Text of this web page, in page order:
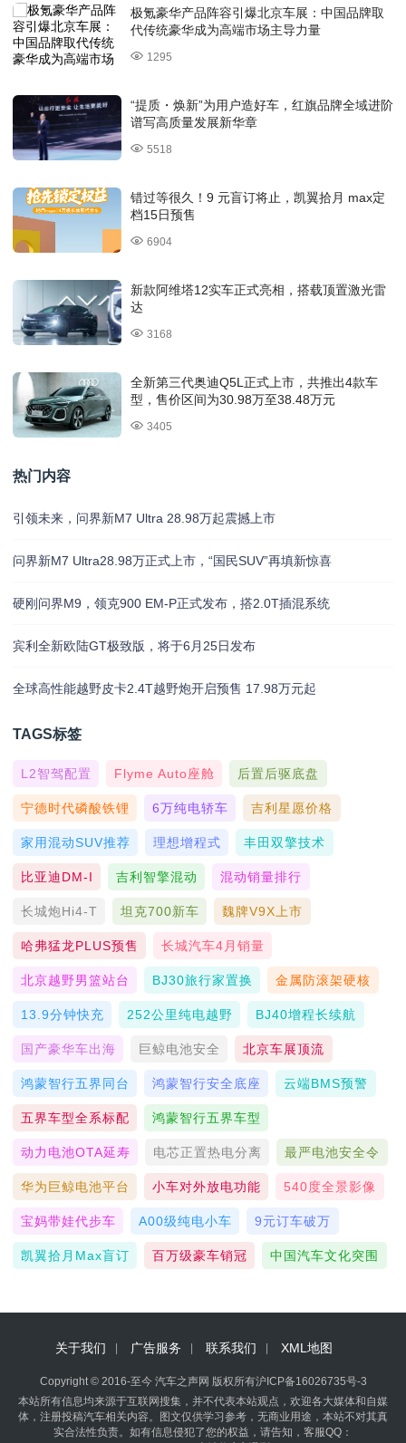
极氪豪华产品阵容引爆北京车展：中国品牌取
代传统豪华成为高端市场主导力量
1295
“提质・焕新”为用户造好车，红旗品牌全域进阶
谱写高质量发展新华章
5518
错过等很久！9 元盲订将止，凯翼拾月 max定
档15日预售
6904
新款阿维塔12实车正式亮相，搭载顶置激光雷
达
3168
全新第三代奥迪Q5L正式上市，共推出4款车
型，售价区间为30.98万至38.48万元
3405
热门内容
引领未来，问界新M7 Ultra 28.98万起震撼上市
问界新M7 Ultra28.98万正式上市，“国民SUV”再填新惊喜
硬刚问界M9，领克900 EM-P正式发布，搭2.0T插混系统
宾利全新欧陆GT极致版，将于6月25日发布
全球高性能越野皮卡2.4T越野炮开启预售 17.98万元起
TAGS标签
L2智驾配置 Flyme Auto座舱 后置后驱底盘
宁德时代磷酸铁锂 6万纯电轿车 吉利星愿价格
家用混动SUV推荐 理想增程式 丰田双擎技术
比亚迪DM-I 吉利智擎混动 混动销量排行
长城炮Hi4-T 坦克700新车 魏牌V9X上市
哈弗猛龙PLUS预售 长城汽车4月销量
北京越野男篮站台 BJ30旅行家置换 金属防滚架硬核
13.9分钟快充 252公里纯电越野 BJ40增程长续航
国产豪华车出海 巨鲸电池安全 北京车展顶流
鸿蒙智行五界同台 鸿蒙智行安全底座 云端BMS预警
五界车型全系标配 鸿蒙智行五界车型
动力电池OTA延寿 电芯正置热电分离 最严电池安全令
华为巨鲸电池平台 小车对外放电功能 540度全景影像
宝妈带娃代步车 A00级纯电小车 9元订车破万
凯翼拾月max盲订 百万级豪车销冠 中国汽车文化突围
关于我们 广告服务 联系我们 XML地图
Copyright © 2016-至今 汽车之声网 版权所有沪ICP备16026735号-3
本站所有信息均来源于互联网搜集，并不代表本站观点，欢迎各大媒体和自媒
体，注册投稿汽车相关内容。图文仅供学习参考，无商业用途，本站不对其真
实合法性负责。如有信息侵犯了您的权益，请告知，客服QQ：